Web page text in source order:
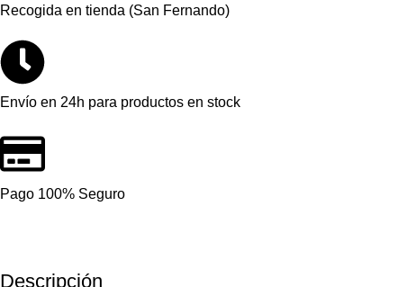
Recogida en tienda (San Fernando)
Envío en 24h para productos en stock
Pago 100% Seguro
Descripción